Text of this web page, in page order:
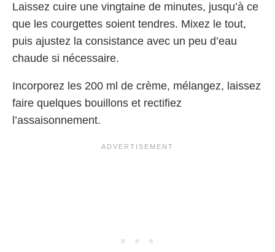
Laissez cuire une vingtaine de minutes, jusqu’à ce
que les courgettes soient tendres. Mixez le tout,
puis ajustez la consistance avec un peu d’eau
chaude si nécessaire.
Incorporez les 200 ml de crème, mélangez, laissez
faire quelques bouillons et rectifiez
l’assaisonnement.